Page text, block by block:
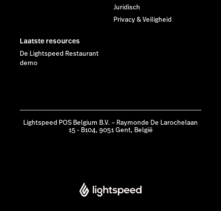
Juridisch
Privacy & Veiligheid
Laatste resources
De Lightspeed Restaurant
demo
Lightspeed POS Belgium B.V. – Raymonde De Larochelaan
15 - B104, 9051 Gent, België